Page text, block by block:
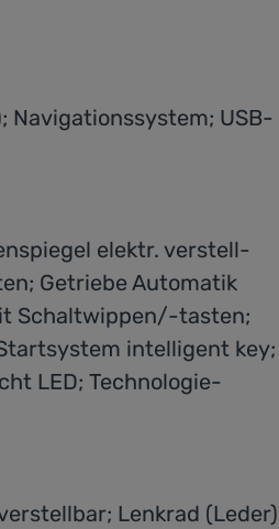
Navigationssystem; USB-
elektr. verstell-
Getriebe Automatik
Schaltwippen/-tasten;
intelligent key;
LED; Technologie-
Lenkrad (Leder)